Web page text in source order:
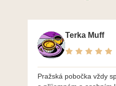
Terka Muff
Pražská pobočka vždy